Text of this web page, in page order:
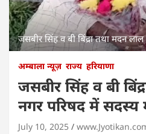
जसबीर सिंह व बी बिंद्रा तथा मदन
अम्बाला न्यूज़ राज्य हरियाणा
जसबीर सिंह व बी
नगर परिषद में सदस्य
July 10, 2025